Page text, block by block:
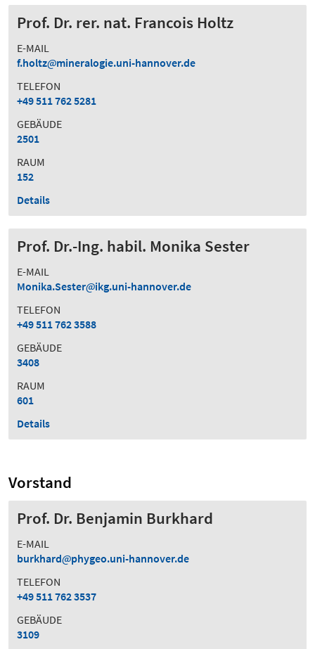
Prof. Dr. rer. nat. Francois Holtz
E-MAIL
f.holtz
mineralogie.uni-hannover.de
TELEFON
+49 511 762 5281
GEBÄUDE
2501
RAUM
152
Details
Prof. Dr.-Ing. habil. Monika Sester
E-MAIL
Monika.Sester
ikg.uni-hannover.de
TELEFON
+49 511 762 3588
GEBÄUDE
3408
RAUM
601
Details
Vorstand
Prof. Dr. Benjamin Burkhard
E-MAIL
burkhard
phygeo.uni-hannover.de
TELEFON
+49 511 762 3537
GEBÄUDE
3109